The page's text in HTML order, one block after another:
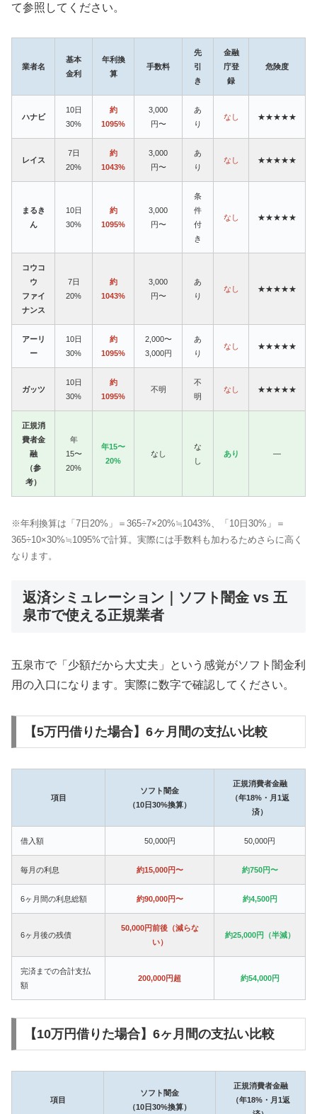
て参照してください。
業者名
基本
金利
年利換
算
手数料
先
引
き
金融
庁登
録
危険度
ハナビ
10日
30%
約
1095%
3,000
円〜
あ
り
なし ★★★★★
レイス
7日
20%
約
1043%
3,000
円〜
あ
り
なし ★★★★★
まるき
ん
10日
30%
約
1095%
3,000
円〜
条
件
付
き
なし ★★★★★
コウコ
ウ
ファイ
ナンス
7日
20%
約
1043%
3,000
円〜
あ
り
なし ★★★★★
アーリ
ー
10日
30%
約
1095%
2,000〜
3,000円
あ
り
なし ★★★★★
ガッツ
10日
30%
約
1095%
不明
不
明
なし ★★★★★
正規消
費者金
融
（参
考）
年
15〜
20%
年15〜
20%
なし
な
し
あり —
※年利換算は「7日20%」＝365÷7×20%≒1043%、「10日30%」＝
365÷10×30%≒1095%で計算。実際には手数料も加わるためさらに高く
なります。
返済シミュレーション｜ソフト闇金 vs 五
泉市で使える正規業者
五泉市で「少額だから大丈夫」という感覚がソフト闇金利
用の入口になります。実際に数字で確認してください。
【5万円借りた場合】6ヶ月間の支払い比較
項目
ソフト闇金
（10日30%換算）
正規消費者金融
（年18%・月1返
済）
借入額 50,000円 50,000円
毎月の利息 約15,000円〜 約750円〜
6ヶ月間の利息総額 約90,000円〜 約4,500円
6ヶ月後の残債
50,000円前後（減らな
い）
約25,000円（半減）
完済までの合計支払
額
200,000円超 約54,000円
【10万円借りた場合】6ヶ月間の支払い比較
項目
ソフト闇金
（10日30%換算）
正規消費者金融
（年18%・月1返